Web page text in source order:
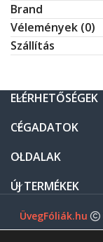
Brand
Vélemények (0)
Szállítás
ELÉRHETŐSÉGEK
CÉGADATOK
OLDALAK
ÚJ TERMÉKEK
ÜvegFóliák.hu